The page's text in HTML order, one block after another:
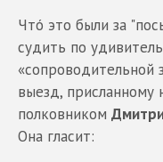
Чтó это были за
судить по
«сопроводительной
выезд,
полковником
Она гласит: